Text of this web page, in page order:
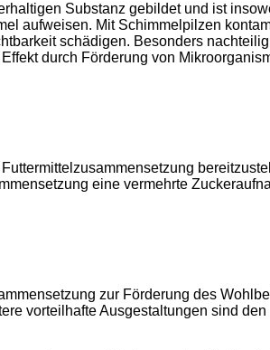
Substanz gebildet und ist
aufweisen. Mit Schimmelpilzen
schädigen. Besonders
durch Förderung von
eine vermehrte
zur Förderung des
vorteilhafte Ausgestaltungen sind